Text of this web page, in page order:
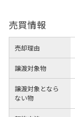
売買情報
売却理由
譲渡対象物
譲渡対象となら
ない物